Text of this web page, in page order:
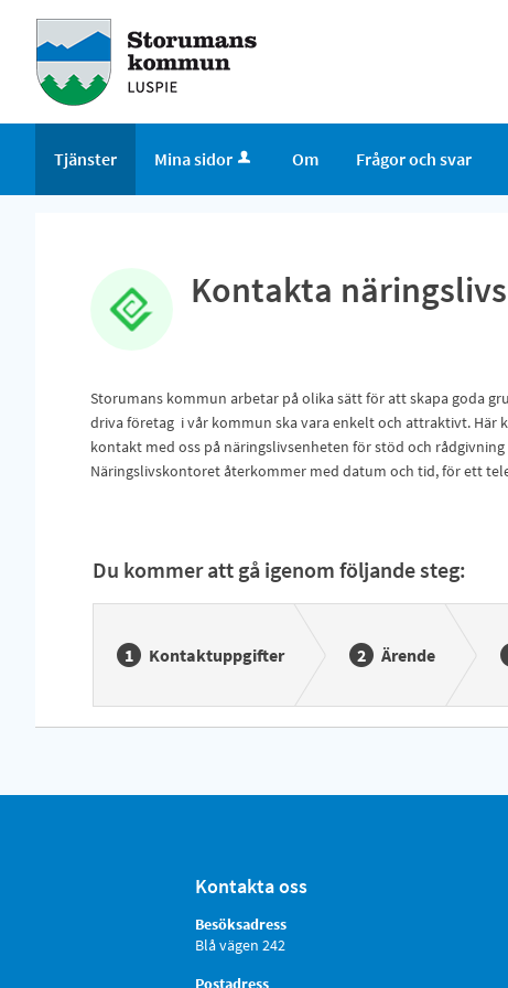
Tjänster Mina sidor Om Frågor och svar
Kontakta
Storumans kommun arbetar på olika sätt för att skapa goda
driva företag i vår kommun ska vara enkelt och attraktivt. Här
kontakt med oss på näringslivsenheten för stöd och
Näringslivskontoret återkommer med datum och tid, för ett
Du kommer att gå igenom följande steg:
Kontaktuppgifter Ärende
Kontakta oss
Besöksadress
Blå vägen 242
Postadress